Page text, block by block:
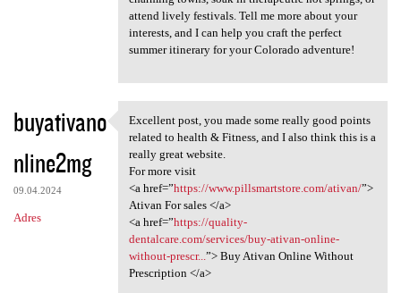
attend lively festivals. Tell me more about your
interests, and I can help you craft the perfect
summer itinerary for your Colorado adventure!
buyativano
nline2mg
09.04.2024
Adres
Excellent post, you made some
Excellent post, you made some really good points
related to health & Fitness, and I also think this is a
really great website.
For more visit
<a href=”https://www.pillsmartstore.com/ativan/”>
Ativan For sales </a>
<a href=”https://quality-
dentalcare.com/services/buy-ativan-online-
without-prescr... ”> Buy Ativan Online Without
Prescription </a>